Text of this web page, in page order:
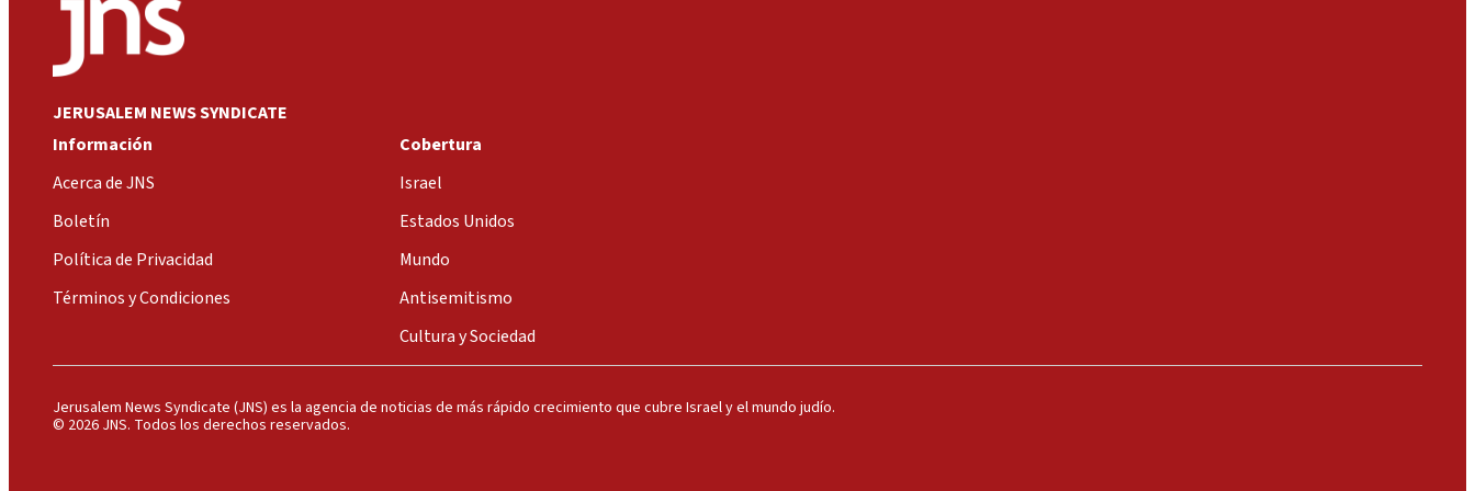
JERUSALEM NEWS SYNDICATE
Información
Acerca de JNS
Boletín
Política de Privacidad
Términos y Condiciones
Cobertura
Israel
Estados Unidos
Mundo
Antisemitismo
Cultura y Sociedad
Jerusalem News Syndicate (JNS) es la agencia de noticias de más rápido crecimiento que cubre Israel y el mundo judío.
© 2026 JNS. Todos los derechos reservados.